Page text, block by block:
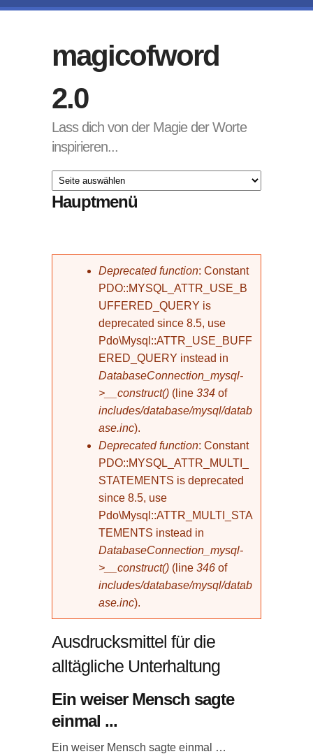
magicofword
2.0
Lass dich von der Magie der Worte
inspirieren...
Hauptmenü
Fehlermeldung
Deprecated function: Constant
PDO::MYSQL_ATTR_USE_B
UFFERED_QUERY is
deprecated since 8.5, use
Pdo\Mysql::ATTR_USE_BUFF
ERED_QUERY instead in
DatabaseConnection_mysql-
>__construct() (line 334 of
includes/database/mysql/datab
ase.inc).
Deprecated function: Constant
PDO::MYSQL_ATTR_MULTI_
STATEMENTS is deprecated
since 8.5, use
Pdo\Mysql::ATTR_MULTI_STA
TEMENTS instead in
DatabaseConnection_mysql-
>__construct() (line 346 of
includes/database/mysql/datab
ase.inc).
Ausdrucksmittel für die
alltägliche Unterhaltung
Ein weiser Mensch sagte
einmal ...
Ein weiser Mensch sagte einmal …